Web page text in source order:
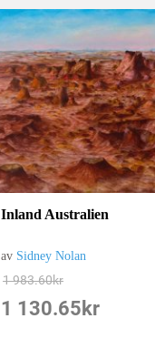
Inland Australien
av Sidney Nolan
1 983.60kr
1 130.65 kr